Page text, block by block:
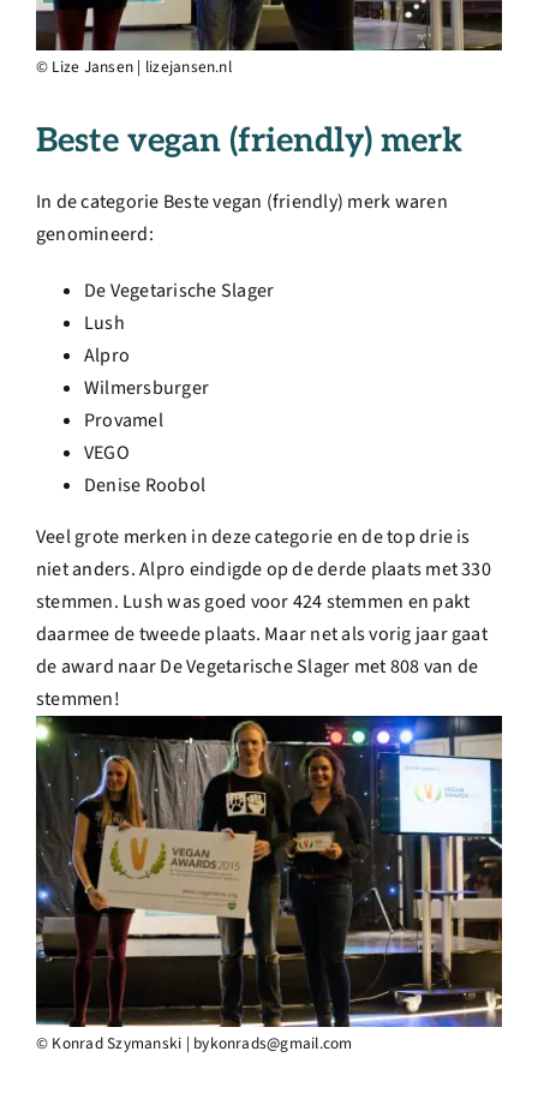
© Lize Jansen | lizejansen.nl
Beste vegan (friendly) merk
In de categorie Beste vegan (friendly) merk waren
genomineerd:
De Vegetarische Slager
Lush
Alpro
Wilmersburger
Provamel
VEGO
Denise Roobol
Veel grote merken in deze categorie en de top drie is
niet anders. Alpro eindigde op de derde plaats met 330
stemmen. Lush was goed voor 424 stemmen en pakt
daarmee de tweede plaats. Maar net als vorig jaar gaat
de award naar De Vegetarische Slager met 808 van de
stemmen!
© Konrad Szymanski | bykonrads@gmail.com